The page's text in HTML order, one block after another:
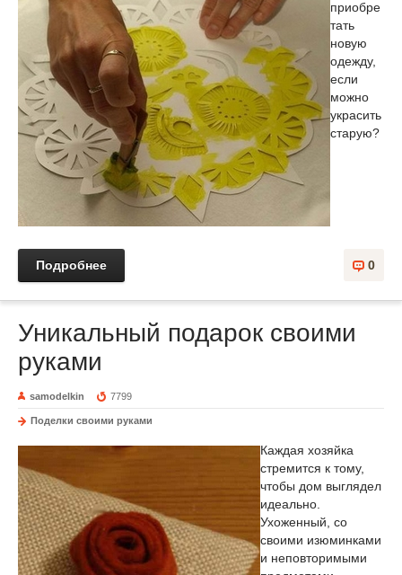
приобре
тать
новую
одежду,
если
можно
украсить
старую?
0
Подробнее
Уникальный подарок своими
руками
samodelkin 7799
Поделки своими руками
Каждая хозяйка
стремится к тому,
чтобы дом выглядел
идеально.
Ухоженный, со
своими изюминками
и неповторимыми